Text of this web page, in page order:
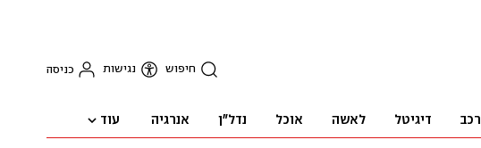
חיפוש נגישות כניסה
רכב דיגיטל לאשה אוכל נדל"ן אנרגיה עוד